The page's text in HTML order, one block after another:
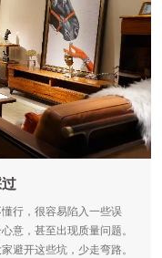
行，很容易陷入一些误
意，甚至出现质量问题。
避开这些坑，少走弯路。